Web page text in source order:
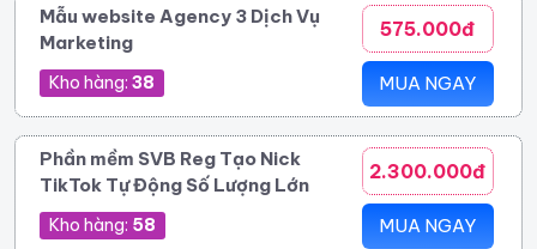
Mẫu website Agency 3 Dịch Vụ
Marketing
Kho hàng: 38
575.000đ
MUA NGAY
Phần mềm SVB Reg Tạo Nick
TikTok Tự Động Số Lượng Lớn
Kho hàng: 58
2.300.000đ
MUA NGAY